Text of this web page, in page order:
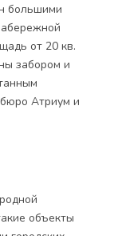
большими
от 20 кв.
забором и
Атриум и
объекты